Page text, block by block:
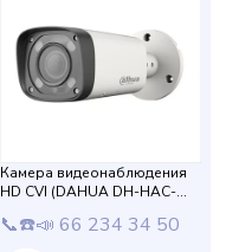
Камера видеонаблюдения
HD CVI (DAHUA DH-HAC-
📞☎️📣 66 234 34 50